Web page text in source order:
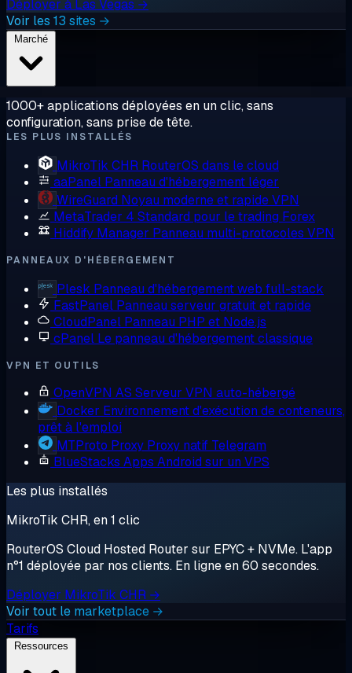
Déployer à Las Vegas →
Voir les 13 sites →
1000+ applications déployées en un clic, sans
configuration, sans prise de tête.
LES PLUS INSTALLÉS
MikroTik CHR RouterOS dans le cloud
aaPanel Panneau d'hébergement léger
WireGuard Noyau moderne et rapide VPN
MetaTrader 4 Standard pour le trading Forex
Hiddify Manager Panneau multi-protocoles VPN
PANNEAUX D'HÉBERGEMENT
Plesk Panneau d'hébergement web full-stack
FastPanel Panneau serveur gratuit et rapide
CloudPanel Panneau PHP et Node.js
cPanel Le panneau d'hébergement classique
VPN ET OUTILS
OpenVPN AS Serveur VPN auto-hébergé
Docker Environnement d'exécution de conteneurs,
prêt à l'emploi
MTProto Proxy Proxy natif Telegram
BlueStacks Apps Android sur un VPS
Les plus installés
MikroTik CHR, en 1 clic
RouterOS Cloud Hosted Router sur EPYC + NVMe. L'app
n°1 déployée par nos clients. En ligne en 60 secondes.
Déployer MikroTik CHR →
Voir tout le marketplace →
Tarifs